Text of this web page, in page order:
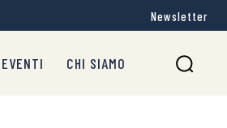
Newsletter
EVENTI CHI SIAMO